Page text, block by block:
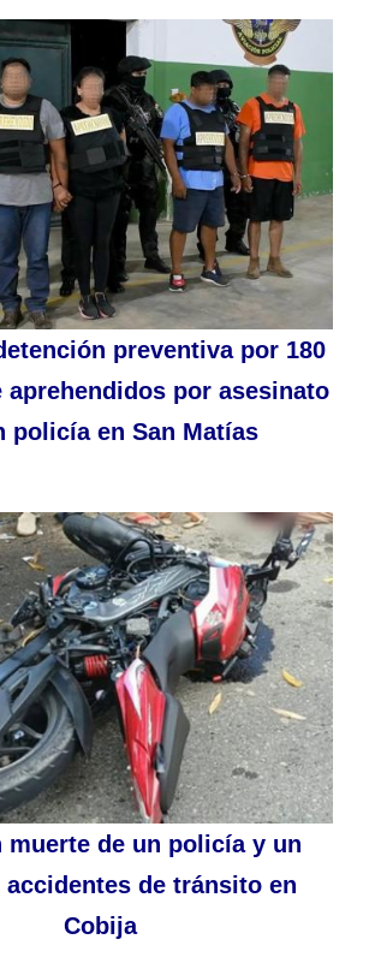
preventiva por 180
aprehendidos por asesinato
policía en San Matías
muerte de un policía y un
accidentes de tránsito en
Cobija